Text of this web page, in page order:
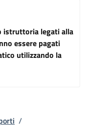
istruttoria legati alla
essere pagati
utilizzando la
/